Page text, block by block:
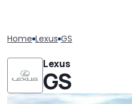
Home Lexus GS
Lexus
GS